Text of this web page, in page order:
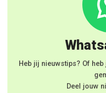
Heb jij nieuwstips? Of
Deel jouw